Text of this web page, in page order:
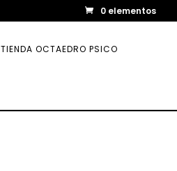
0 elementos
TIENDA OCTAEDRO PSICO